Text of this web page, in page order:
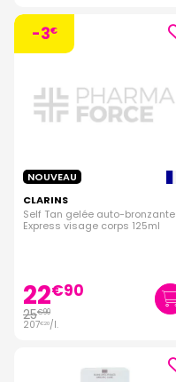
-3€
NOUVEAU
CLARINS
Self Tan gelée auto-bronzante
Express visage corps 125ml
22€90
25€90
207€20/l.